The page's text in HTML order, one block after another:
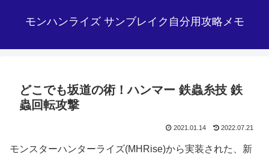
モンハンライズ サンブレイク自分用攻略メモ
どこでも坂道の術！ハンマー 鉄蟲糸技 鉄
蟲回転攻撃
2021.01.14 2022.07.21
モンスターハンターライズ(MHRise)から実装された、新